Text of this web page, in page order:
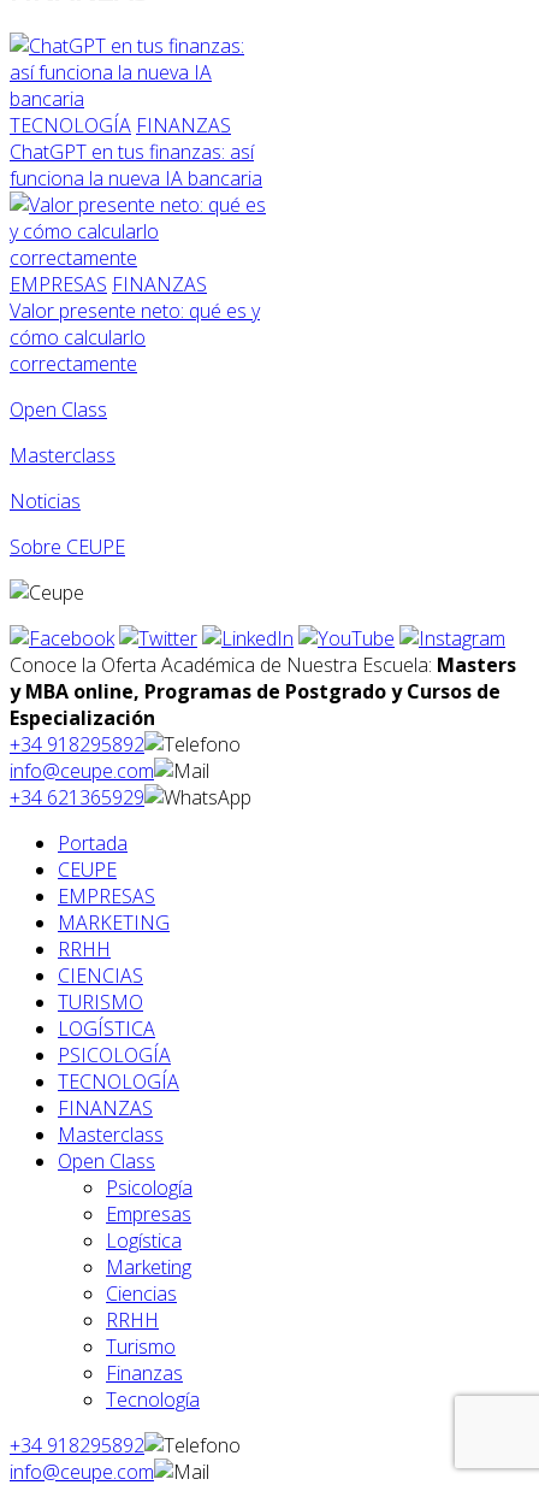
TECNOLOGÍA FINANZAS
ChatGPT en tus finanzas: así
funciona la nueva IA bancaria
EMPRESAS FINANZAS
Valor presente neto: qué es y
cómo calcularlo
correctamente
Open Class
Masterclass
Noticias
Sobre CEUPE
Conoce la Oferta Académica de Nuestra Escuela: Masters
y MBA online, Programas de Postgrado y Cursos de
Especialización
+34 918295892
info@ceupe.com
+34 621365929
Portada
CEUPE
EMPRESAS
MARKETING
RRHH
CIENCIAS
TURISMO
LOGÍSTICA
PSICOLOGÍA
TECNOLOGÍA
FINANZAS
Masterclass
Open Class
Psicología
Empresas
Logística
Marketing
Ciencias
RRHH
Turismo
Finanzas
Tecnología
+34 918295892
info@ceupe.com